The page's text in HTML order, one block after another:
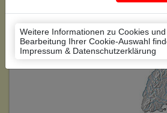
Weitere Informationen zu Cookies
Bearbeitung Ihrer Cookie-Auswahl
Impressum & Datenschutzerklärung
Lage des Wohnplatzes: